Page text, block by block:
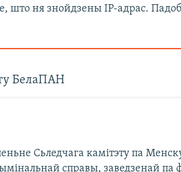
што ня знойдзены IP-адрас.
БелаПАН
Сьледчага камітэту па
справы, заведзенай па